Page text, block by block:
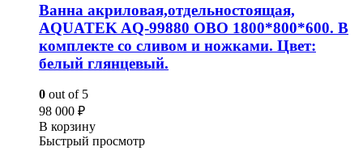
Ванна акриловая,отдельностоящая,
AQUATEK AQ-99880 ОВО 1800*800*600. В
комплекте со сливом и ножками. Цвет:
белый глянцевый.
0 out of 5
98 000 ₽
В корзину
Быстрый просмотр